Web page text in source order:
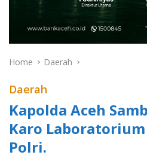
Home Daerah
Daerah
Kapolda Aceh
Karo
Polri.